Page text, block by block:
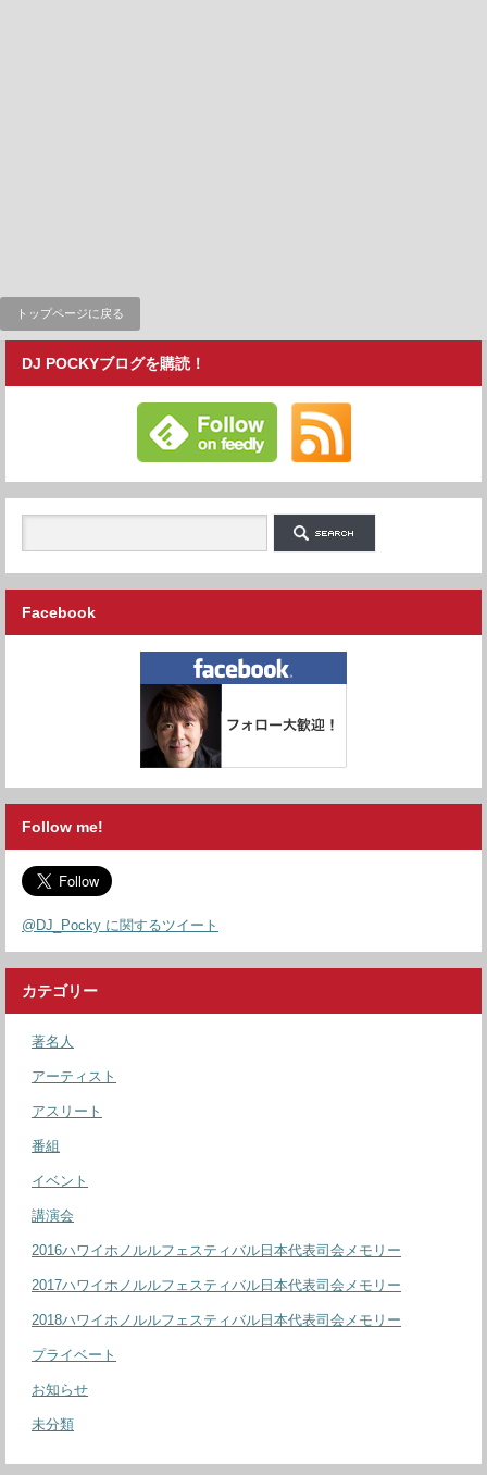
トップページに戻る
DJ POCKYブログを購読！
Facebook
Follow me!
@DJ_Pocky に関するツイート
カテゴリー
著名人
アーティスト
アスリート
番組
イベント
講演会
2016ハワイホノルルフェスティバル日本代表司会メモリー
2017ハワイホノルルフェスティバル日本代表司会メモリー
2018ハワイホノルルフェスティバル日本代表司会メモリー
プライベート
お知らせ
未分類